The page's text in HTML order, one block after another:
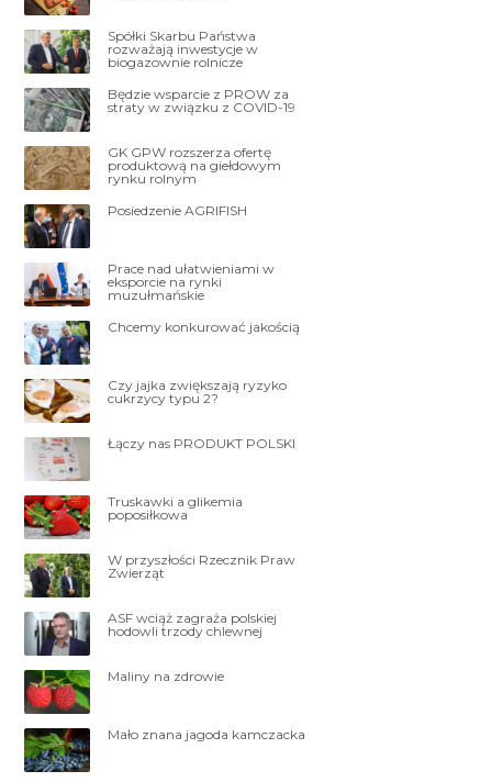
Spółki Skarbu Państwa
rozważają inwestycje w
biogazownie rolnicze
Będzie wsparcie z PROW za
straty w związku z COVID-19
GK GPW rozszerza ofertę
produktową na giełdowym
rynku rolnym
Posiedzenie AGRIFISH
Prace nad ułatwieniami w
eksporcie na rynki
muzułmańskie
Chcemy konkurować jakością
Czy jajka zwiększają ryzyko
cukrzycy typu 2?
Łączy nas PRODUKT POLSKI
Truskawki a glikemia
poposiłkowa
W przyszłości Rzecznik Praw
Zwierząt
ASF wciąż zagraża polskiej
hodowli trzody chlewnej
Maliny na zdrowie
Mało znana jagoda kamczacka